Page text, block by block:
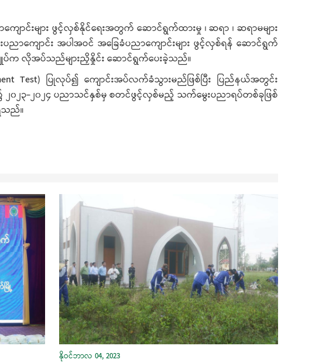
းများ ဖွင့်လှစ်နိုင်ရေးအတွက် ဆောင်ရွက်ထားမှု ၊ ဆရာ ၊ ဆရာမများ
ညာကျောင်း အပါအဝင် အခြေခံပညာကျောင်းများ ဖွင့်လှစ်ရန် ဆောင်ရွက်
ျုပ်က လိုအပ်သည်များညှိနှိုင်း ဆောင်ရွက်ပေးခဲ့သည်။
Test) ပြုလုပ်၍ ကျောင်းအပ်လက်ခံသွားမည်ဖြစ်ပြီး ပြည်နယ်အတွင်း
ြို့၌ ၂၀၂၃-၂၀၂၄ ပညာသင်နှစ်မှ စတင်ဖွင့်လှစ်မည့် သက်မွေးပညာရပ်တစ်ခုဖြစ်
သည်။
နိုဝင်ဘာလ 04, 2023